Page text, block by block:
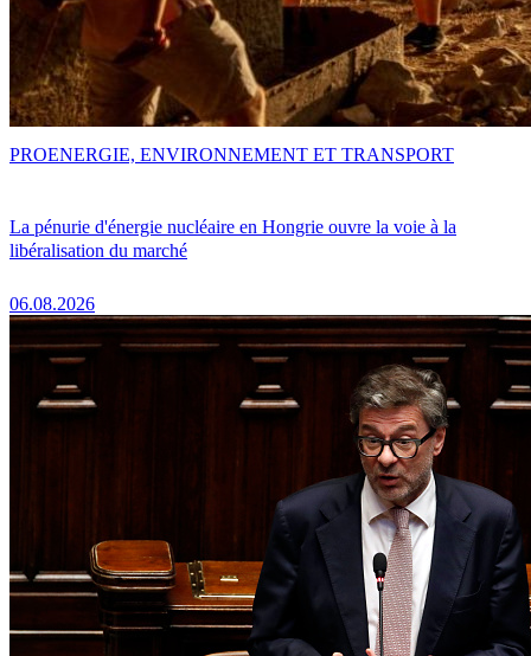
La pénurie d'énergie nucléaire en Hongrie ouvre la voie à la
libéralisation du marché
06.08.2026
PROENERGIE, ENVIRONNEMENT ET TRANSPORT